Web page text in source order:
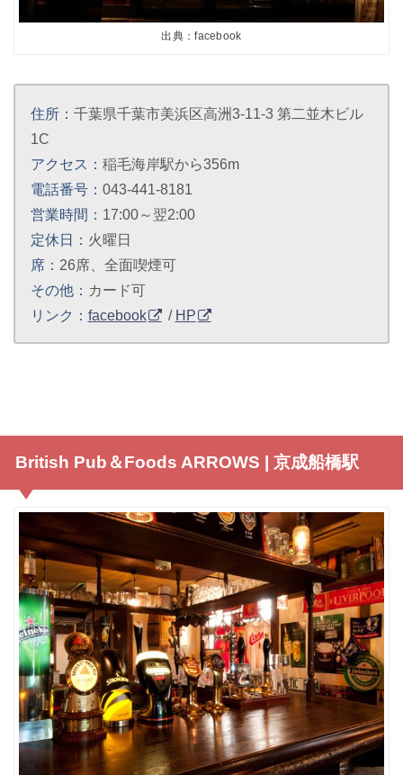
出典：facebook
住所： 千葉県千葉市美浜区高洲3-11-3 第二並木ビル
1C
アクセス： 稲毛海岸駅から356m
電話番号： 043-441-8181
営業時間： 17:00～翌2:00
定休日： 火曜日
席： 26席、全面喫煙可
その他： カード可
リンク： facebook / HP
British Pub＆Foods ARROWS | 京成船橋駅